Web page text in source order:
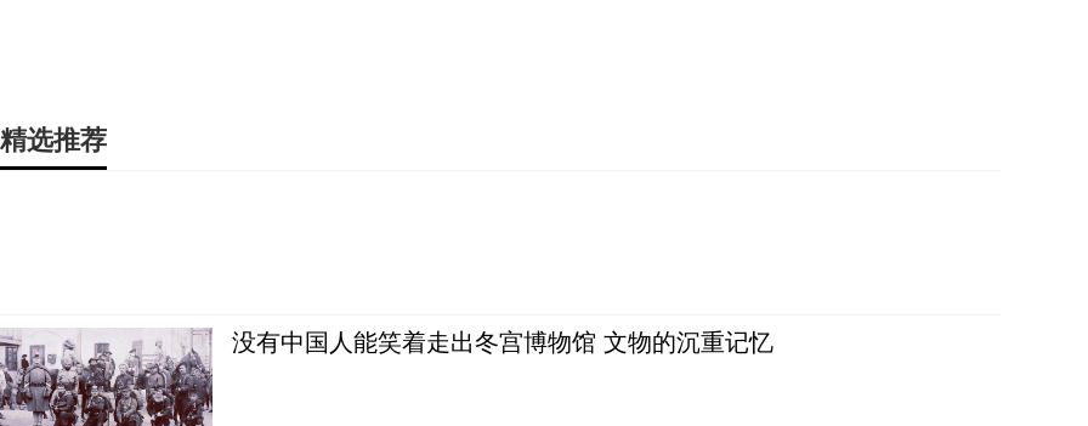
精选推荐
没有中国人能笑着走出冬宫博物馆 文物的沉重记忆